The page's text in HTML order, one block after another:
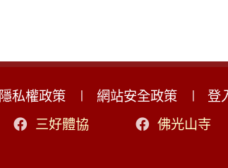
隱私權政策 網站安全政策
登
三好體協 佛光山寺